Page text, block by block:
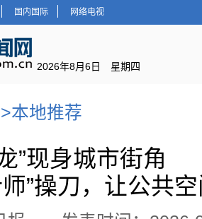
国内国际 网络电视
2026年8月6日 星期四
本地推荐
”现身城市街角
”操刀，让公共